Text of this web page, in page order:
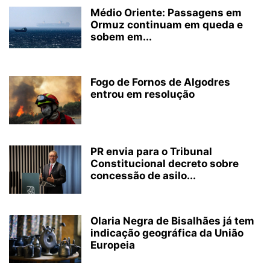
Médio Oriente: Passagens em
Ormuz continuam em queda e
sobem em...
Fogo de Fornos de Algodres
entrou em resolução
PR envia para o Tribunal
Constitucional decreto sobre
concessão de asilo...
Olaria Negra de Bisalhães já tem
indicação geográfica da União
Europeia